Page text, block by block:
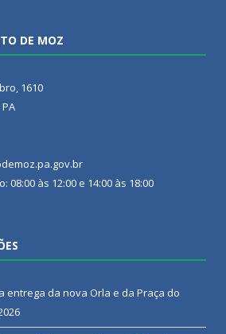
DE MOZ
1610
às 12:00 e 14:00 às 18:00
entrega da nova Orla e da Praça do